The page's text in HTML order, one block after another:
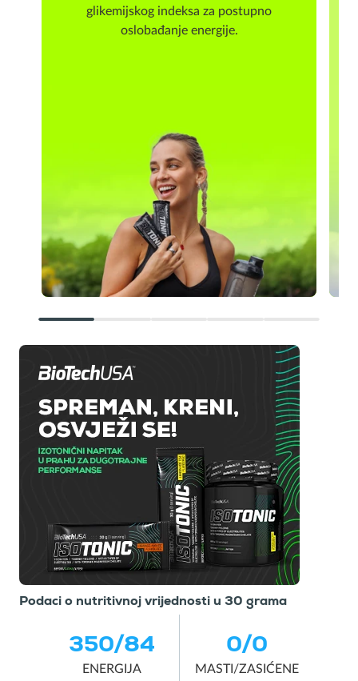
glikemijskog indeksa za postupno
oslobađanje energije.
Podaci o nutritivnoj vrijednosti u 30 grama
350/84
ENERGIJA
0/0
MASTI/ZASIĆENE